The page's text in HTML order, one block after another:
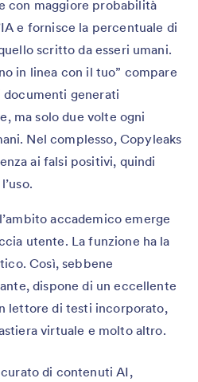
con maggiore probabilità
e fornisce la percentuale di
scritto da esseri umani.
in linea con il tuo” compare
generati
ma solo due volte ogni
Nel complesso, Copyleaks
ai falsi positivi, quindi
accademico emerge
utente. La funzione ha la
Così, sebbene
dispone di un eccellente
lettore di testi incorporato,
virtuale e molto altro.
di contenuti AI,